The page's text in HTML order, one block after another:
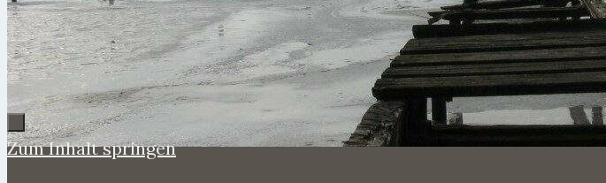
Zum Inhalt springen